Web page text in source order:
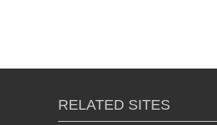
RELATED SITES